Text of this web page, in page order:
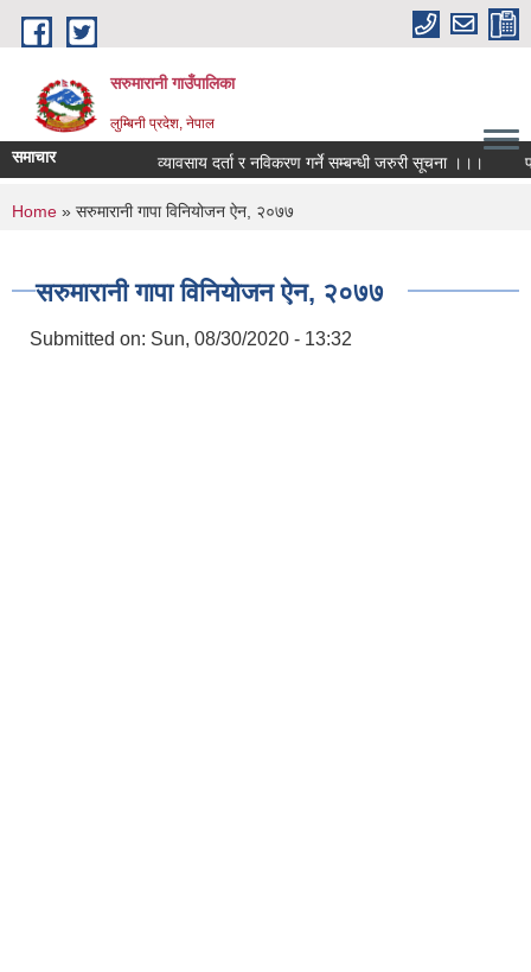
Skip to main content
सरुमारानी गाउँपालिका
लुम्बिनी प्रदेश, नेपाल
समाचार व्यावसाय दर्ता र नविकरण गर्ने सम्बन्धी जरुरी सूचना ।।।
You are here
Home » सरुमारानी गापा विनियोजन ऐन, २०७७
सरुमारानी गापा विनियोजन ऐन, २०७७
Submitted on: Sun, 08/30/2020 - 13:32